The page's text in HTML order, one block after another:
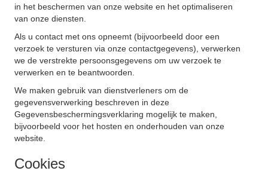
in het beschermen van onze website en het optimaliseren
van onze diensten.
Als u contact met ons opneemt (bijvoorbeeld door een
verzoek te versturen via onze contactgegevens), verwerken
we de verstrekte persoonsgegevens om uw verzoek te
verwerken en te beantwoorden.
We maken gebruik van dienstverleners om de
gegevensverwerking beschreven in deze
Gegevensbeschermingsverklaring mogelijk te maken,
bijvoorbeeld voor het hosten en onderhouden van onze
website.
Cookies